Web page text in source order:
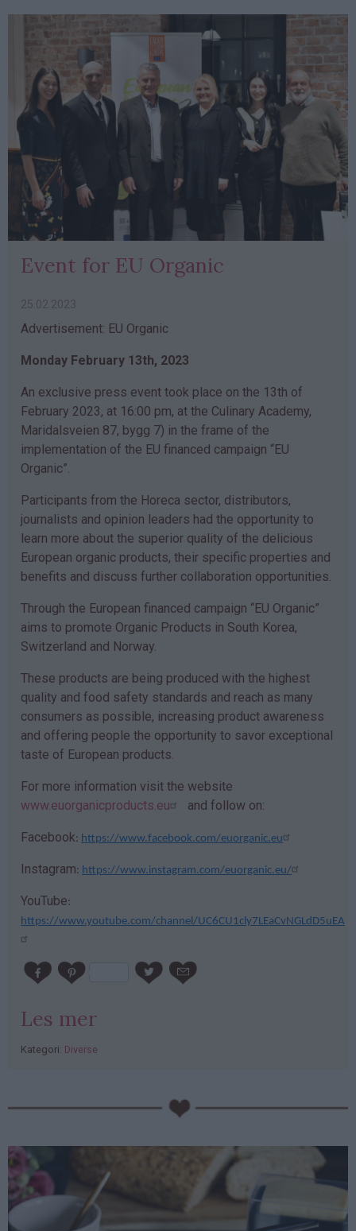
Event for EU Organic
25.02.2023
Advertisement: EU Organic
Monday February 13th, 2023
An exclusive press event took place on the 13th of
February 2023, at 16:00 pm, at the Culinary Academy,
Maridalsveien 87, bygg 7) in the frame of the
implementation of the EU financed campaign “EU
Organic”.
Participants from the Horeca sector, distributors,
journalists and opinion leaders had the opportunity to
learn more about the superior quality of the delicious
European organic products, their specific properties and
benefits and discuss further collaboration opportunities.
Through the European financed campaign “EU Organic”
aims to promote Organic Products in South Korea,
Switzerland and Norway.
These products are being produced with the highest
quality and food safety standards and reach as many
consumers as possible, increasing product awareness
and offering people the opportunity to savor exceptional
taste of European products.
For more information visit the website
www.euorganicproducts.eu
and follow on:
Facebook: https://www.facebook.com/euorganic.eu
Instagram: https://www.instagram.com/euorganic.eu/
YouTube:
https://www.youtube.com/channel/UC6CU1cly7LEaCvNGLdD5uEA
Les mer
Kategori: Diverse